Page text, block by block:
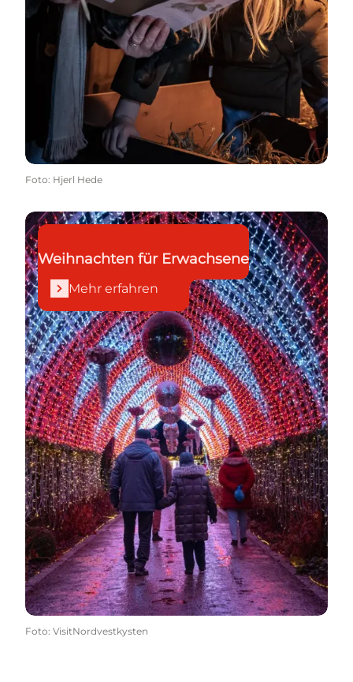
Foto: Hjerl Hede
Mehr erfahren
Weihnachten für Erwachsene
Mehr erfahren
Foto: VisitNordvestkysten